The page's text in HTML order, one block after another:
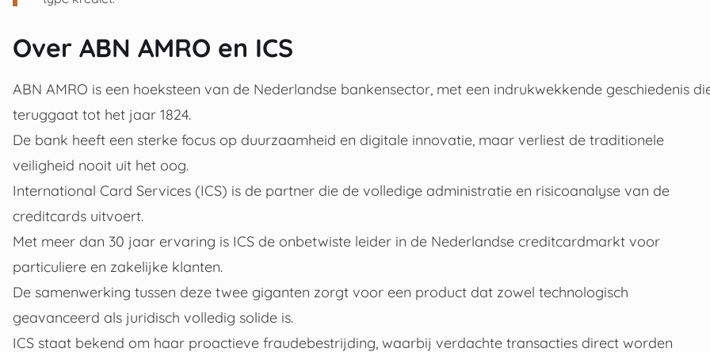
Over ABN AMRO en ICS
ABN AMRO is een hoeksteen van de Nederlandse bankensector, met een indrukwekkende geschiedenis
teruggaat tot het jaar 1824.
De bank heeft een sterke focus op duurzaamheid en digitale innovatie, maar verliest de traditionele
veiligheid nooit uit het oog.
International Card Services (ICS) is de partner die de volledige administratie en risicoanalyse van de
creditcards uitvoert.
Met meer dan 30 jaar ervaring is ICS de onbetwiste leider in de Nederlandse creditcardmarkt voor
particuliere en zakelijke klanten.
De samenwerking tussen deze twee giganten zorgt voor een product dat zowel technologisch
geavanceerd als juridisch volledig solide is.
ICS staat bekend om haar proactieve fraudebestrijding, waarbij verdachte transacties direct worden